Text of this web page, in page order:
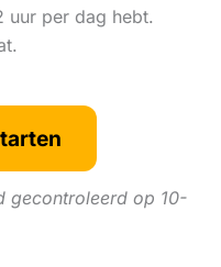
uur per dag hebt.
gecontroleerd op 10-